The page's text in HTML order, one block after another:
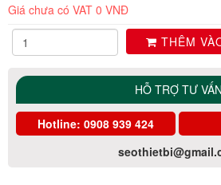
Giá chưa có VAT 0 VNĐ
THÊM
HỖ TRỢ TƯ VẤN
Hotline: 0908 939 424